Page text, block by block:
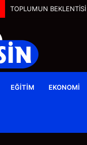
TOPLUMUN BEKLENTİSİ
EĞITIM EKONOMI